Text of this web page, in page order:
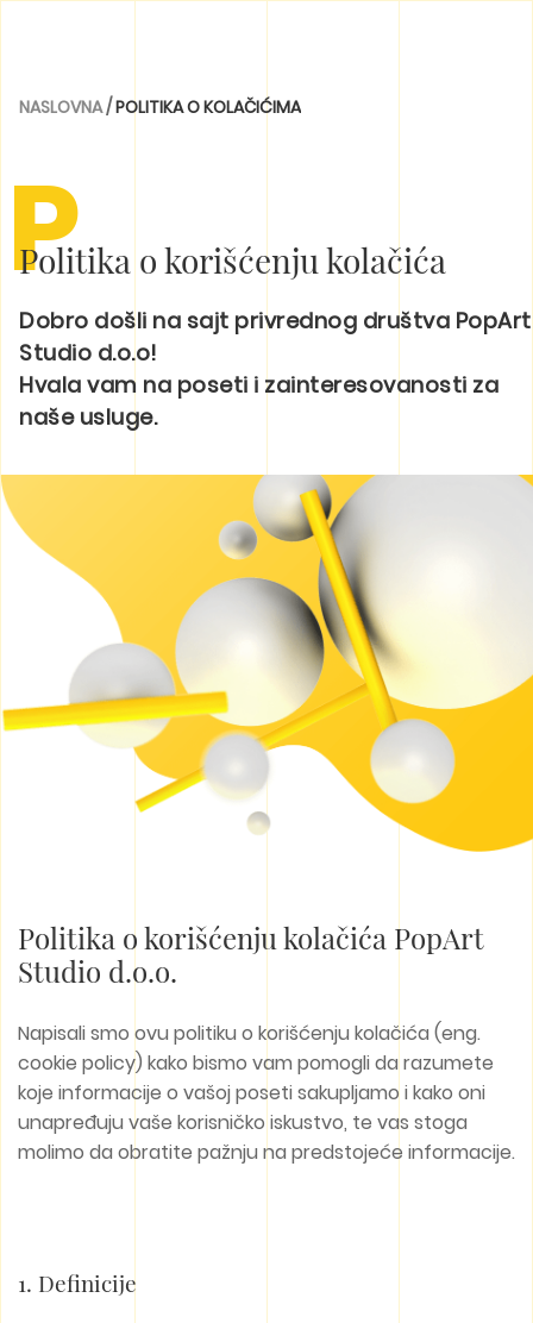
P
Politika o korišćenju kolačića
Dobro došli na sajt privrednog društva PopArt
Studio d.o.o!
Hvala vam na poseti i zainteresovanosti za
naše usluge.
NASLOVNA/POLITIKA O KOLAČIĆIMA
Politika o korišćenju kolačića PopArt
Studio d.o.o.
Napisali smo ovu politiku o korišćenju kolačića (eng.
cookie policy) kako bismo vam pomogli da razumete
koje informacije o vašoj poseti sakupljamo i kako oni
unapređuju vaše korisničko iskustvo, te vas stoga
molimo da obratite pažnju na predstojeće informacije.
1. Definicije